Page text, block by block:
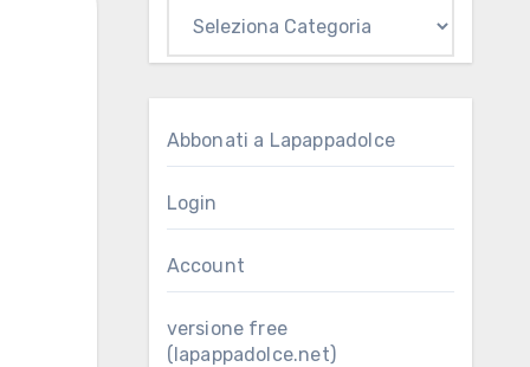
Abbonati a Lapappadolce
Login
Account
versione free
(lapappadolce.net)